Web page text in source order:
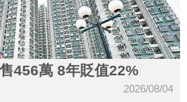
456萬 8年貶值22%
2026/08/04